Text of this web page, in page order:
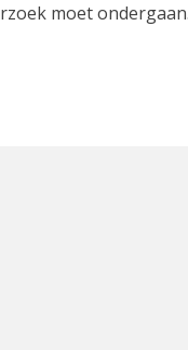
moet ondergaan.